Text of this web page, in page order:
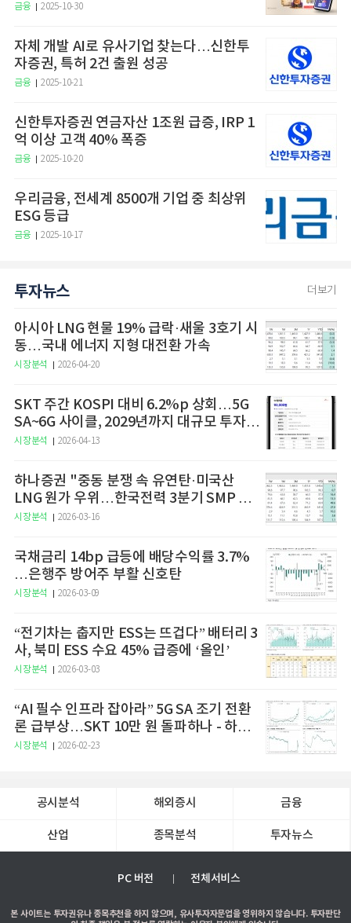
금융 2025-10-30
자체 개발 AI로 유사기업 찾는다…신한투
자증권, 특허 2건 출원 성공
금융 2025-10-21
신한투자증권 연금자산 1조원 급증, IRP 1
억 이상 고객 40% 폭증
금융 2025-10-20
우리금융, 전세계 8500개 기업 중 최상위
ESG 등급
금융 2025-10-17
투자뉴스 더보기
아시아 LNG 현물 19% 급락·새울 3호기 시
동…국내 에너지 지형 대전환 가속
시장분석 2026-04-20
SKT 주간 KOSPI 대비 6.2%p 상회…5G
SA~6G 사이클, 2029년까지 대규모 투자
예고
시장분석 2026-04-13
하나증권 "중동 분쟁 속 유연탄·미국산
LNG 원가 우위…한국전력 3분기 SMP 상
승 전망"
시장분석 2026-03-16
국채금리 14bp 급등에 배당수익률 3.7%
…은행주 방어주 부활 신호탄
시장분석 2026-03-09
“전기차는 춥지만 ESS는 뜨겁다” 배터리 3
사, 북미 ESS 수요 45% 급증에 ‘올인’
시장분석 2026-03-03
“AI 필수 인프라 잡아라” 5G SA 조기 전환
론 급부상…SKT 10만 원 돌파하나 - 하나
증권
시장분석 2026-02-23
공시분석 해외증시 금융
산업 종목분석 투자뉴스
PC 버전 전체서비스
본 사이트는 투자권유나 종목추천을 하지 않으며, 유사투자자문업을 영위하지 않습니다. 투자판단